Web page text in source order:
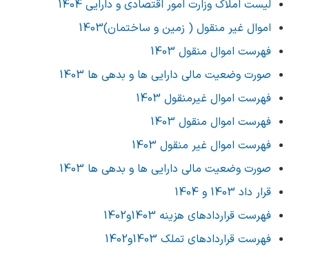
لیست املاک وزارت امور اقتصادی و دارایی 1404
اموال غیر منقول ( زمین و ساختمان)1403
فهرست اموال منقول 1403
صورت وضعیت مالی دارایی ها و بدهی ها 1403
فهرست اموال غیرمنقول 1403
فهرست اموال منقول 1403
فهرست اموال غیر منقول 1403
صورت وضعیت مالی دارایی ها و بدهی ها 1403
قرار داد 1403 و 1404
فهرست قراردادهای هزینه 1403و1402
فهرست قراردادهای تملک 1403و1402